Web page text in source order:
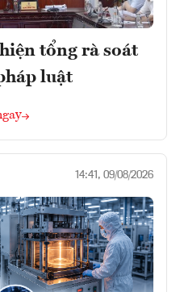
tổng rà soát
luật
14:41, 09/08/2026